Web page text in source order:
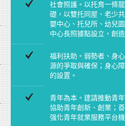
社會照護。以托育一條
礎，以雙托同屋、老少
嬰中心、托兒所、幼兒
中心長照據點設立，創
福利扶助。弱勢者、身
源的爭取與確保；身心
的設置。
青年為本。建請推動青
協助青年創新、創業；
强化青年就業服務平台機